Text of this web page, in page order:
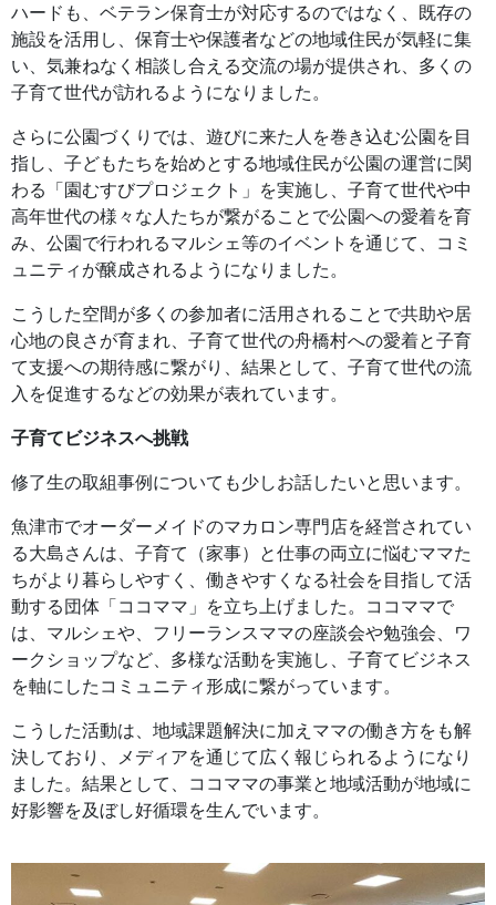
ハードも、ベテラン保育士が対応するのではなく、既存の
施設を活用し、保育士や保護者などの地域住民が気軽に集
い、気兼ねなく相談し合える交流の場が提供され、多くの
子育て世代が訪れるようになりました。
さらに公園づくりでは、遊びに来た人を巻き込む公園を目
指し、子どもたちを始めとする地域住民が公園の運営に関
わる「園むすびプロジェクト」を実施し、子育て世代や中
高年世代の様々な人たちが繋がることで公園への愛着を育
み、公園で行われるマルシェ等のイベントを通じて、コミ
ュニティが醸成されるようになりました。
こうした空間が多くの参加者に活用されることで共助や居
心地の良さが育まれ、子育て世代の舟橋村への愛着と子育
て支援への期待感に繋がり、結果として、子育て世代の流
入を促進するなどの効果が表れています。
子育てビジネスへ挑戦
修了生の取組事例についても少しお話したいと思います。
魚津市でオーダーメイドのマカロン専門店を経営されてい
る大島さんは、子育て（家事）と仕事の両立に悩むママた
ちがより暮らしやすく、働きやすくなる社会を目指して活
動する団体「ココママ」を立ち上げました。ココママで
は、マルシェや、フリーランスママの座談会や勉強会、ワ
ークショップなど、多様な活動を実施し、子育てビジネス
を軸にしたコミュニティ形成に繋がっています。
こうした活動は、地域課題解決に加えママの働き方をも解
決しており、メディアを通じて広く報じられるようになり
ました。結果として、ココママの事業と地域活動が地域に
好影響を及ぼし好循環を生んでいます。